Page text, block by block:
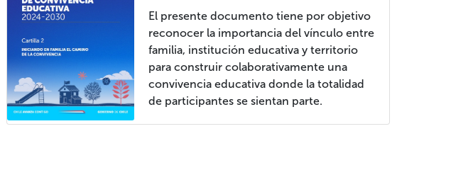
El presente documento tiene por objetivo
reconocer la importancia del vínculo entre
familia, institución educativa y territorio
para construir colaborativamente una
convivencia educativa donde la totalidad
de participantes se sientan parte.